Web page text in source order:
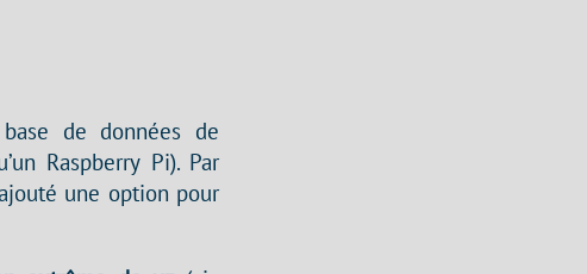
de données de
Raspberry Pi). Par
ajouté une option pour